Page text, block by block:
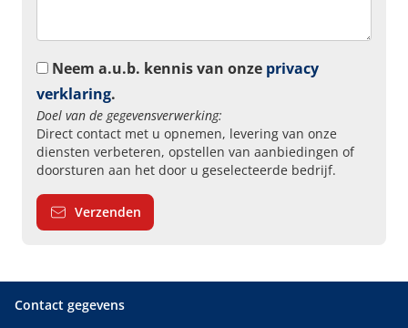
Neem a.u.b. kennis van onze privacy
verklaring.
Doel van de gegevensverwerking:
Direct contact met u opnemen, levering van onze
diensten verbeteren, opstellen van aanbiedingen of
doorsturen aan het door u geselecteerde bedrijf.
Verzenden
Contact gegevens